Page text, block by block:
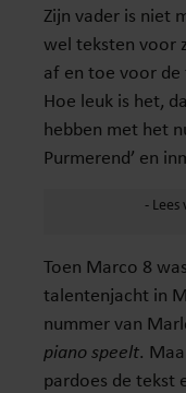
Zijn vader is niet
wel teksten voor
af en toe voor de
Hoe leuk is het,
hebben met het
Purmerend’ en
Toen Marco 8
talentenjacht in
nummer van
piano speelt.
pardoes de tekst